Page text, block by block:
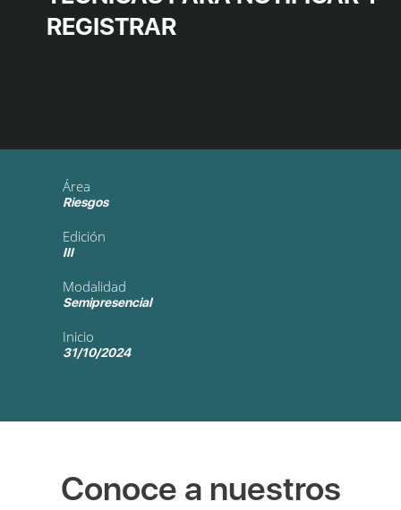
REGISTRAR
Área
Riesgos
Edición
III
Modalidad
Semipresencial
Inicio
31/10/2024
Conoce a nuestros